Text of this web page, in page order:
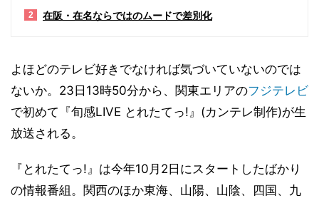
2 在阪・在名ならではのムードで差別化
よほどのテレビ好きでなければ気づいていないのでは
ないか。23日13時50分から、関東エリアのフジテレビ
で初めて『旬感LIVE とれたてっ!』(カンテレ制作)が生
放送される。
『とれたてっ!』は今年10月2日にスタートしたばかり
の情報番組。関西のほか東海、山陽、山陰、四国、九